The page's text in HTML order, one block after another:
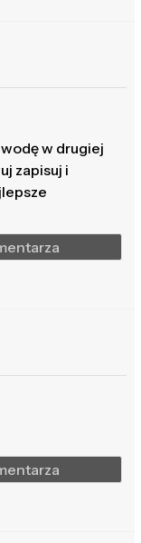
wodę w drugiej
zapisuj i